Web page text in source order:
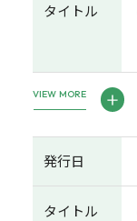
タイトル
VIEW MORE
発行日
タイトル